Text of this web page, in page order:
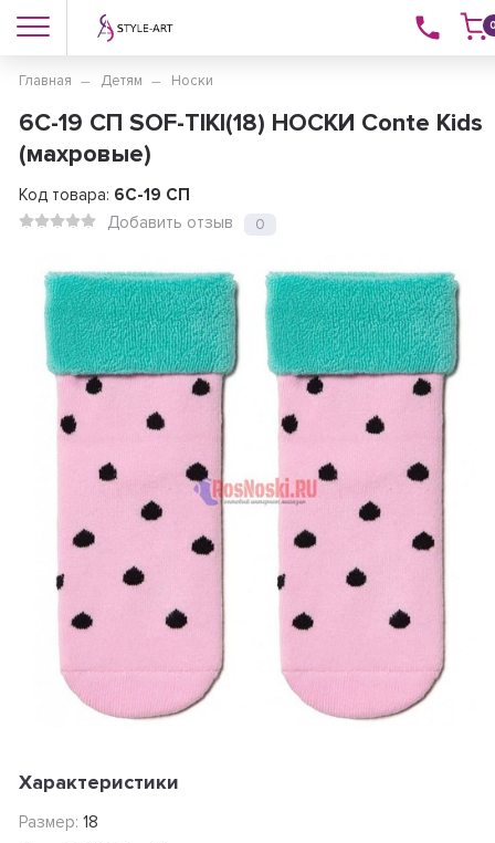
Главная Детям Носки
6C-19 СП SOF-TIKI(18) НОСКИ Conte Kids
(махровые)
Код товара: 6C-19 СП
Добавить отзыв
0
Характеристики
Размер: 18